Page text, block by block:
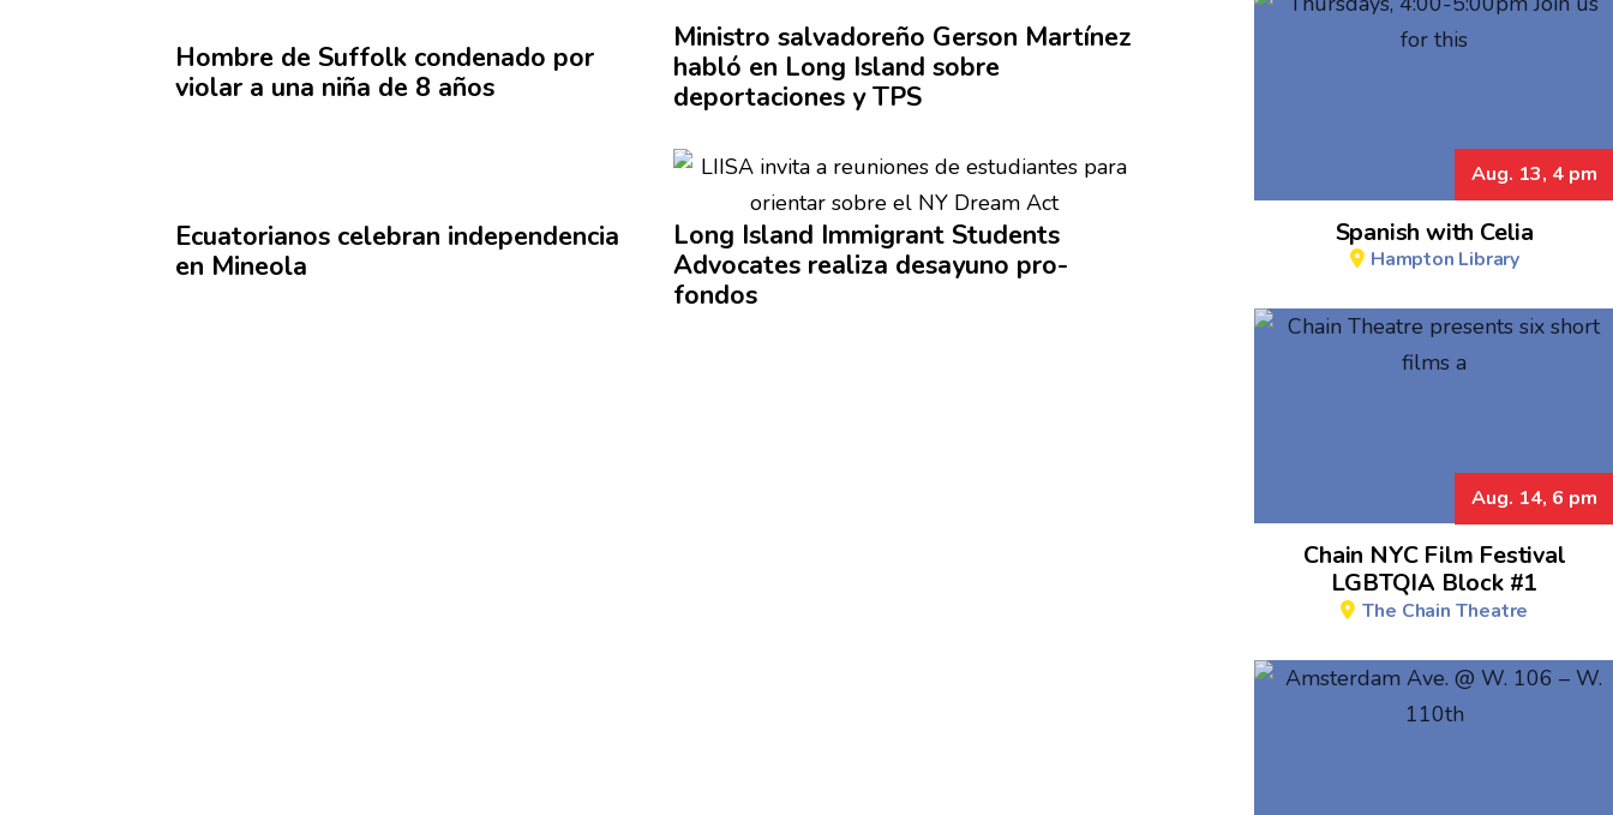
Hombre de Suffolk condenado por
violar a una niña de 8 años
Ministrosalvadoreño Gerson Martínez
habló en Long Island sobre
deportaciones y TPS
Ecuatorianos celebran independencia
en Mineola
Long Island Immigrant Students
Advocates realiza desayuno pro-
fondos
Aug. 13, 4 pm
Spanish with Celia
Hampton Library
Aug. 14, 6 pm
Chain NYC Film Festival
LGBTQIA Block #1
The Chain Theatre